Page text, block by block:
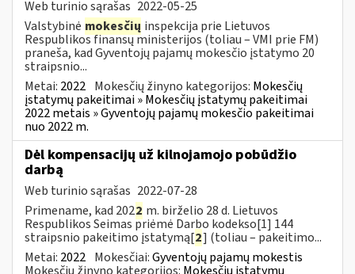
Web turinio sąrašas 2022-05-25
Valstybinė mokesčių inspekcija prie Lietuvos
Respublikos finansų ministerijos (toliau – VMI prie FM)
praneša, kad Gyventojų pajamų mokesčio įstatymo 20
straipsnio...
Metai: 2022 Mokesčių žinyno kategorijos: Mokesčių
įstatymų pakeitimai » Mokesčių įstatymų pakeitimai
2022 metais » Gyventojų pajamų mokesčio pakeitimai
nuo 2022 m.
Dėl kompensacijų už kilnojamojo pobūdžio
darbą
Web turinio sąrašas 2022-07-28
Primename, kad 2022 m. birželio 28 d. Lietuvos
Respublikos Seimas priėmė Darbo kodekso[1] 144
straipsnio pakeitimo įstatymą[2] (toliau – pakeitimo...
Metai: 2022 Mokesčiai:Gyventojų pajamų mokestis
Mokesčių žinyno kategorijos: Mokesčių įstatymų